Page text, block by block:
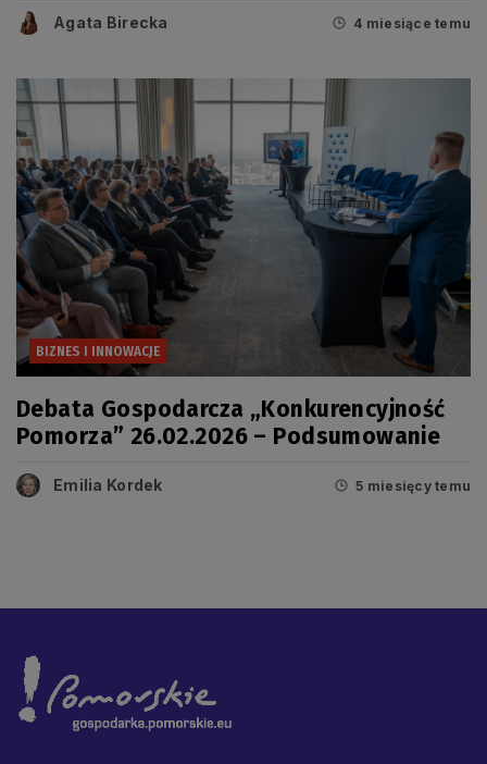
Agata Birecka 4 miesiące temu
BIZNES I INNOWACJE
Debata Gospodarcza „Konkurencyjność
Pomorza” 26.02.2026 – Podsumowanie
Emilia Kordek 5 miesięcy temu